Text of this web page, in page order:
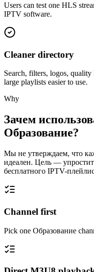
Users can test one HLS
IPTV software.
Cleaner directory
Search, filters, logos, quality
large playlists easier to use.
Why
Зачем
Образование?
Мы не утверждаем, что
идеален. Цель —
бесплатного IPTV-
Channel first
Pick one Образование